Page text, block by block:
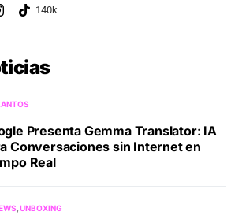
Presenta Gemma Translator: IA
Conversaciones sin Internet en
Real
UNBOXING